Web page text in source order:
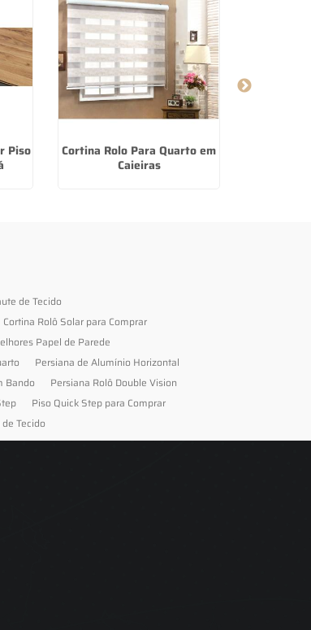
Piso
Cortina Rolo Para Quarto em
Caieiras
de Tecido
Cortina Rolô Solar para Comprar
Papel de Parede
Persiana de Alumínio Horizontal
Bando
Persiana Rolô Double Vision
Piso Quick Step para Comprar
Tecido